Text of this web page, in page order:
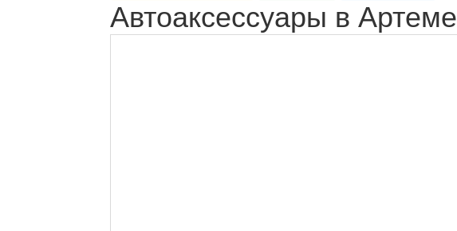
Автоаксессуары в Артеме